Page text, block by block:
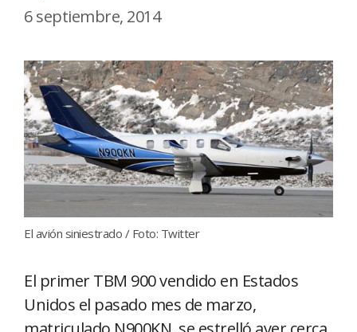
6 septiembre, 2014
El avión siniestrado / Foto: Twitter
El primer TBM 900 vendido en Estados
Unidos el pasado mes de marzo,